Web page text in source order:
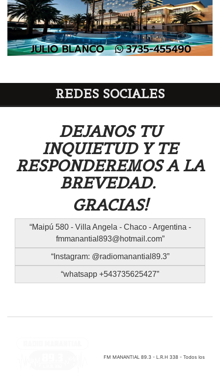
REDES SOCIALES
DEJANOS TU
INQUIETUD Y TE
RESPONDEREMOS A LA
BREVEDAD.
GRACIAS!
Maipú 580 - Villa Angela - Chaco - Argentina -
fmmanantial893@hotmail.com
Instagram: @radiomanantial89.3
whatsapp +543735625427
FM MANANTIAL 89.3 - L.R.H 338 - Todos los